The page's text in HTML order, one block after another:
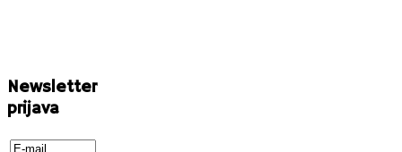
Newsletter
prijava